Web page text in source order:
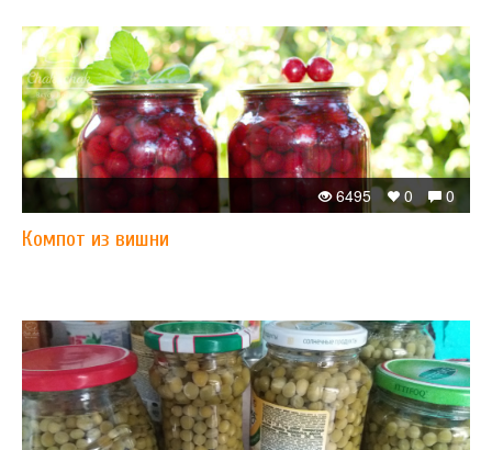
0
0
6495
Компот из вишни